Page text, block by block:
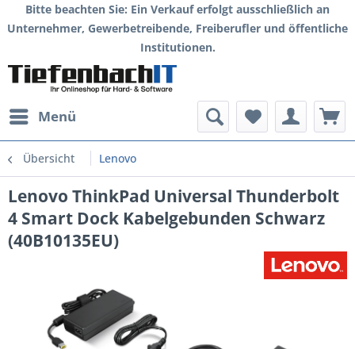
Bitte beachten Sie: Ein Verkauf erfolgt ausschließlich an
Unternehmer, Gewerbetreibende, Freiberufler und öffentliche
Institutionen.
Menü
Übersicht Lenovo
Lenovo ThinkPad Universal Thunderbolt
4 Smart Dock Kabelgebunden Schwarz
(40B10135EU)